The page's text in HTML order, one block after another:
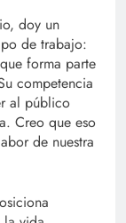
doy un
de trabajo:
forma parte
competencia
al público
Creo que eso
de nuestra